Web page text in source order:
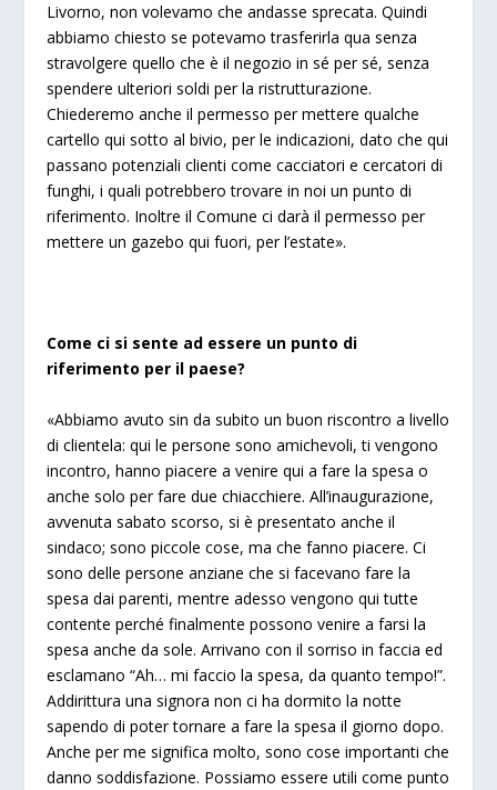
Livorno, non volevamo che andasse sprecata. Quindi
abbiamo chiesto se potevamo trasferirla qua senza
stravolgere quello che è il negozio in sé per sé, senza
spendere ulteriori soldi per la ristrutturazione.
Chiederemo anche il permesso per mettere qualche
cartello qui sotto al bivio, per le indicazioni, dato che qui
passano potenziali clienti come cacciatori e cercatori di
funghi, i quali potrebbero trovare in noi un punto di
riferimento. Inoltre il Comune ci darà il permesso per
mettere un gazebo qui fuori, per l’estate».
Come ci si sente ad essere un punto di
riferimento per il paese?
«Abbiamo avuto sin da subito un buon riscontro a livello
di clientela: qui le persone sono amichevoli, ti vengono
incontro, hanno piacere a venire qui a fare la spesa o
anche solo per fare due chiacchiere. All’inaugurazione,
avvenuta sabato scorso, si è presentato anche il
sindaco; sono piccole cose, ma che fanno piacere. Ci
sono delle persone anziane che si facevano fare la
spesa dai parenti, mentre adesso vengono qui tutte
contente perché finalmente possono venire a farsi la
spesa anche da sole. Arrivano con il sorriso in faccia ed
esclamano “Ah… mi faccio la spesa, da quanto tempo!”.
Addirittura una signora non ci ha dormito la notte
sapendo di poter tornare a fare la spesa il giorno dopo.
Anche per me significa molto, sono cose importanti che
danno soddisfazione. Possiamo essere utili come punto